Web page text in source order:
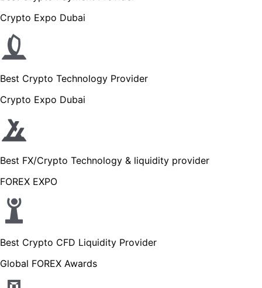
Crypto Expo Dubai
Best Crypto Technology Provider
Crypto Expo Dubai
Best FX/Crypto Technology & liquidity provider
FOREX EXPO
Best Crypto CFD Liquidity Provider
Global FOREX Awards